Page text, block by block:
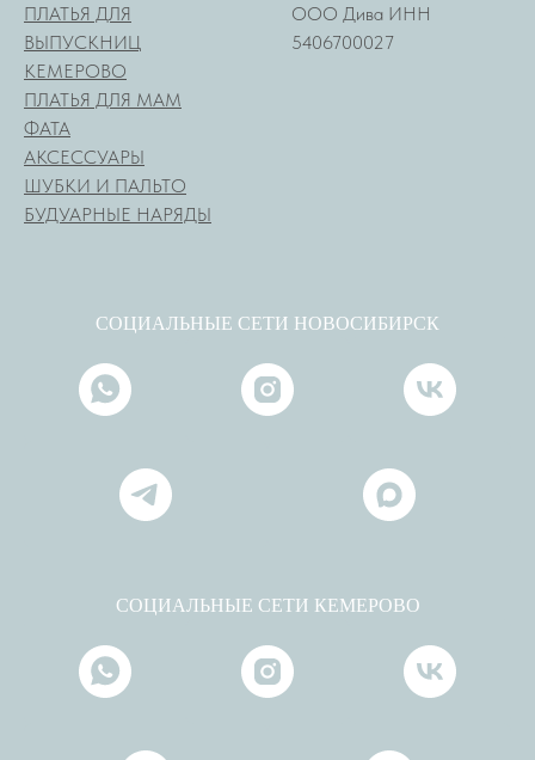
ПЛАТЬЯ ДЛЯ
ВЫПУСКНИЦ
КЕМЕРОВО
ПЛАТЬЯ ДЛЯ МАМ
ФАТА
АКСЕССУАРЫ
ШУБКИ И ПАЛЬТО
БУДУАРНЫЕ НАРЯДЫ
ООО Дива ИНН
5406700027
СОЦИАЛЬНЫЕ СЕТИ НОВОСИБИРСК
СОЦИАЛЬНЫЕ СЕТИ КЕМЕРОВО